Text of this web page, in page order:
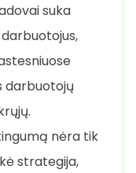
suka
darbuotojų
nėra tik
strategija,